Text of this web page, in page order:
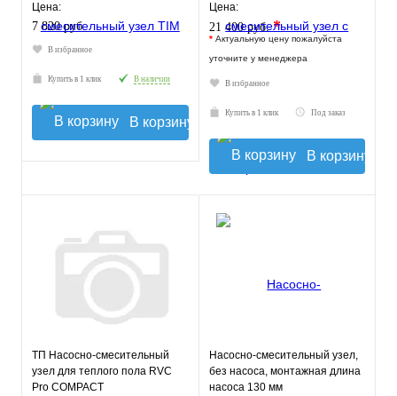
Цена:
7 820 руб.
В избранное
Купить в 1 клик В наличии
В корзину
Цена:
21 400 руб.*
* Актуальную цену пожалуйста
уточните у менеджера
В избранное
Купить в 1 клик Под заказ
В корзину
ТП Насосно-смесительный
узел для теплого пола RVC
Pro COMPACT
Насосно-смесительный узел,
без насоса, монтажная длина
насоса 130 мм